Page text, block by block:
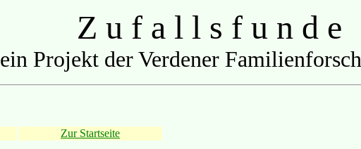
Z u f a l l s f u n d e
ein Projekt der Verdener
Zur Startseite